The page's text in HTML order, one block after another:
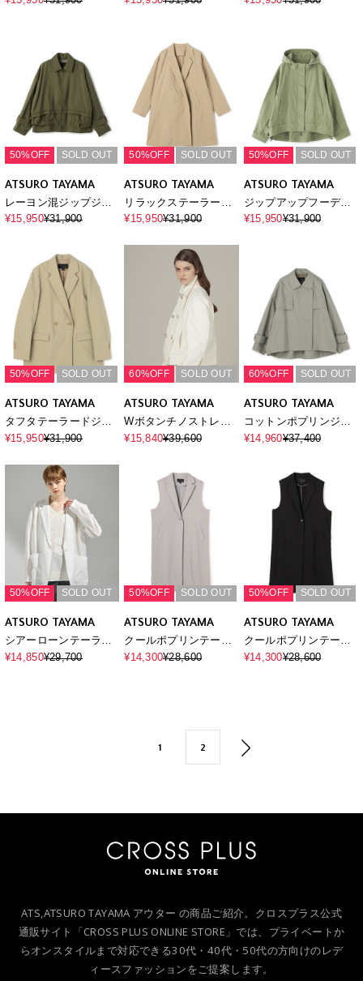
50%OFF SOLD OUT
ATSURO TAYAMA
レーヨン混ジップジャ
ケット
¥15,950¥31,900
50%OFF SOLD OUT
ATSURO TAYAMA
リラックステーラード
コート
¥15,950¥31,900
50%OFF SOLD OUT
ATSURO TAYAMA
ジップアップフーデッ
ドブルゾン
¥15,950¥31,900
50%OFF SOLD OUT
ATSURO TAYAMA
タフタテーラードジャ
ケット
¥15,950¥31,900
60%OFF SOLD OUT
ATSURO TAYAMA
Wボタンチノストレッ
チジャケット
¥15,840¥39,600
60%OFF SOLD OUT
ATSURO TAYAMA
コットンポプリンジャ
ケット
¥14,960¥37,400
50%OFF SOLD OUT
ATSURO TAYAMA
シアーローンテーラー
ドジャケット
¥14,850¥29,700
50%OFF SOLD OUT
ATSURO TAYAMA
クールポプリンテーラ
ードベスト
¥14,300¥28,600
50%OFF SOLD OUT
ATSURO TAYAMA
クールポプリンテーラ
ードベスト
¥14,300¥28,600
1 2
ATS,ATSURO TAYAMA アウター の商品ご紹介。クロスプラス公式
通販サイト「CROSS PLUS ONLINE STORE」では、プライベートか
らオンスタイルまで対応できる30代・40代・50代の方向けのレデ
ィースファッションをご提案します。